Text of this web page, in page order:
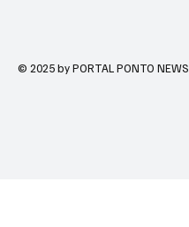
© 2025 by PORTAL PONTO NEWS